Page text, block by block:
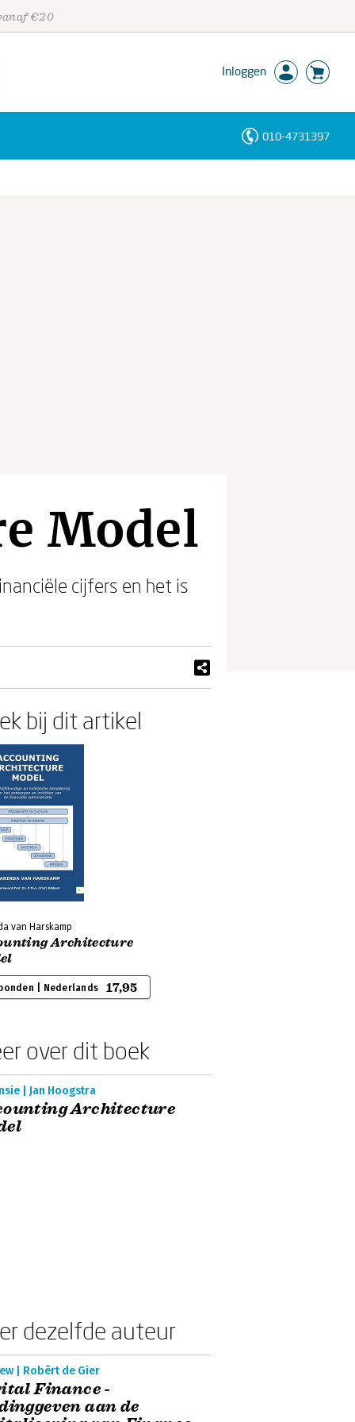
€20
Inloggen
010-4731397
Model
cijfers en het is
bij dit artikel
van Harskamp
Architecture
| Nederlands 17,95
over dit boek
| Jan Hoogstra
Architecture
dezelfde auteur
| Robêrt de Gier
Finance -
aan de
Personen